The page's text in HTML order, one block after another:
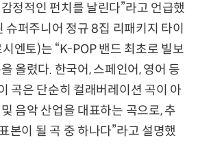
정적인 펀치를 날린다”라고 언급했
슈퍼주니어 정규 8집 리패키지 타이
시엔토)는 “K-POP 밴드 최초로 빌보
올렸다. 한국어, 스페인어, 영어 등
곡은 단순히 컬래버레이션 곡이 아
음악 산업을 대표하는 곡으로, 추
본이 될 곡 중 하나다”라고 설명했